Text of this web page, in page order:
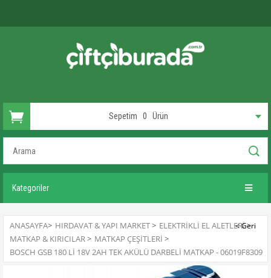
Sepetim 0 Ürün
Kategoriler
ANASAYFA> HIRDAVAT & YAPI MARKET> ELEKTRIKLI EL ALETLERI>
MATKAP & KIRICILAR> MATKAP ÇEŞITLERI >
BOSCH GSB 180 LI 18V 2AH TEK AKÜLÜ DARBELI MATKAP - 06019F8309